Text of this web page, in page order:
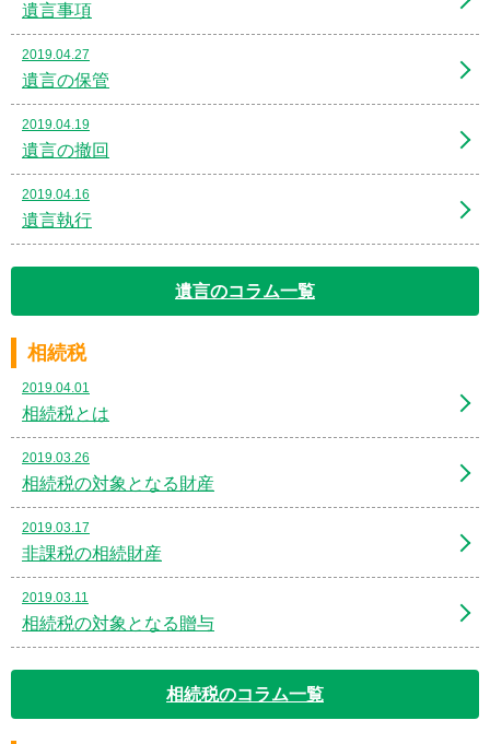
遺言事項
2019.04.27
遺言の保管
2019.04.19
遺言の撤回
2019.04.16
遺言執行
遺言のコラム一覧
相続税
2019.04.01
相続税とは
2019.03.26
相続税の対象となる財産
2019.03.17
非課税の相続財産
2019.03.11
相続税の対象となる贈与
相続税のコラム一覧